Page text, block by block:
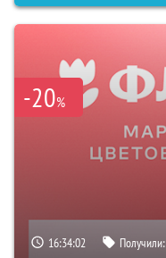
-20%
16:34:01 Получили: